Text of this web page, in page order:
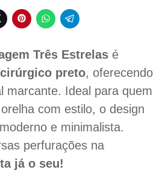
Três Estrelas é
preto, oferecendo
marcante. Ideal para quem
com estilo, o design
e minimalista.
perfurações na
já o seu!